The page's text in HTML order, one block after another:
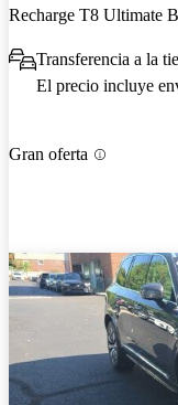
Transferencia a la
El precio incluye
Gran oferta